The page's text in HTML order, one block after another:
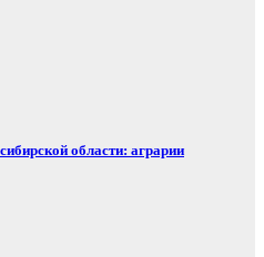
области: аграрии